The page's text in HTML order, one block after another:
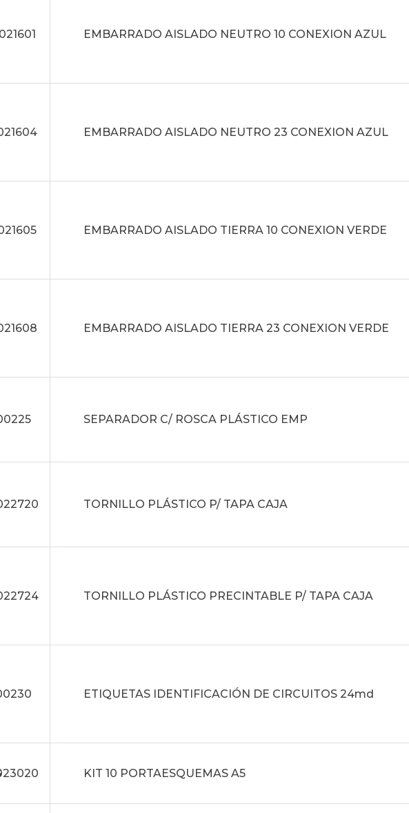
EMBARRADO AISLADO NEUTRO 10 CONEXION AZUL
EMBARRADO AISLADO NEUTRO 23 CONEXION AZUL
EMBARRADO AISLADO TIERRA 10 CONEXION VERDE
EMBARRADO AISLADO TIERRA 23 CONEXION VERDE
SEPARADOR C/ ROSCA PLÁSTICO EMP
TORNILLO PLÁSTICO P/ TAPA CAJA
TORNILLO PLÁSTICO PRECINTABLE P/ TAPA CAJA
ETIQUETAS IDENTIFICACIÓN DE CIRCUITOS 24md
KIT 10 PORTAESQUEMAS A5